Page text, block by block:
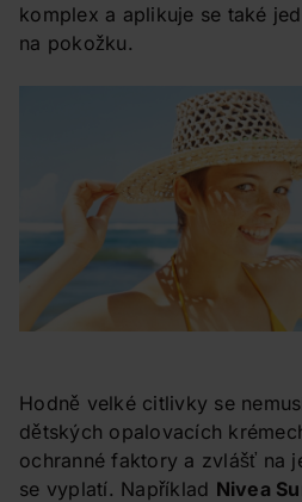
komplex a aplikuje se také
na pokožku.
Hodně velké citlivky se
dětských opalovacích
ochranné faktory a zvlášť na
se vyplatí. Například Nivea